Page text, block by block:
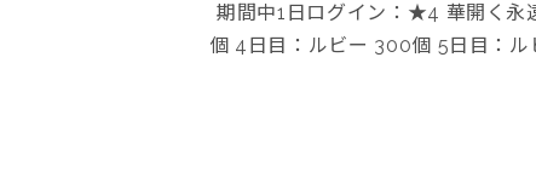
期間中1日ログイン：★4 華開く永
個 4日目：ルビー 300個 5日目：